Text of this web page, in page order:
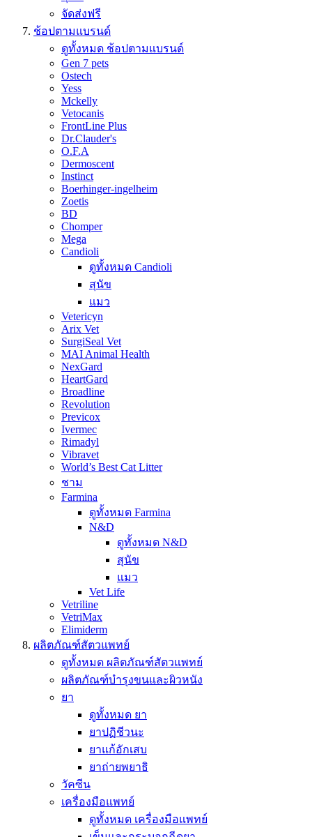
จัดส่งฟรี
ช้อปตามแบรนด์
ดูทั้งหมด ช้อปตามแบรนด์
Gen 7 pets
Ostech
Yess
Mckelly
Vetocanis
FrontLine Plus
Dr.Clauder's
O.F.A
Dermoscent
Instinct
Boerhinger-ingelheim
Zoetis
BD
Chomper
Mega
Candioli
ดูทั้งหมด Candioli
สุนัข
แมว
Vetericyn
Arix Vet
SurgiSeal Vet
MAI Animal Health
NexGard
HeartGard
Broadline
Revolution
Previcox
Ivermec
Rimadyl
Vibravet
World’s Best Cat Litter
ชาม
Farmina
ดูทั้งหมด Farmina
N&D
ดูทั้งหมด N&D
สุนัข
แมว
Vet Life
Vetriline
VetriMax
Elimiderm
ผลิตภัณฑ์สัตวแพทย์
ดูทั้งหมด ผลิตภัณฑ์สัตวแพทย์
ผลิตภัณฑ์บำรุงขนและผิวหนัง
ยา
ดูทั้งหมด ยา
ยาปฏิชีวนะ
ยาแก้อักเสบ
ยาถ่ายพยาธิ
วัคซีน
เครื่องมือแพทย์
ดูทั้งหมด เครื่องมือแพทย์